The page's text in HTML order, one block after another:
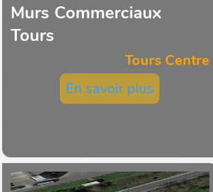
Murs Commerciaux
Tours
Tours Centre
En savoir plus